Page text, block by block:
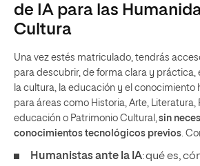
de IA para las
Cultura
Una vez estés matriculado, tendrás
para descubrir, de forma clara y práctica,
la cultura, la educación y el conocimiento
para áreas como Historia, Arte, Literatura,
educación o Patrimonio Cultural,sin
conocimientos tecnológicos previos.
Humanistas ante la IA: qué es,